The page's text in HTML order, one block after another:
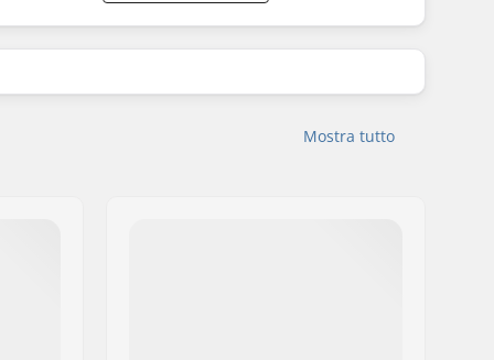
Mostra tutto